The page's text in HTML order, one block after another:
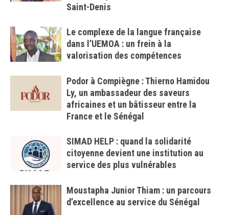
Saint-Denis
Le complexe de la langue française
dans l’UEMOA : un frein à la
valorisation des compétences
Podor à Compiègne : Thierno Hamidou
Ly, un ambassadeur des saveurs
africaines et un bâtisseur entre la
France et le Sénégal
SIMAD HELP : quand la solidarité
citoyenne devient une institution au
service des plus vulnérables
Moustapha Junior Thiam : un parcours
d’excellence au service du Sénégal